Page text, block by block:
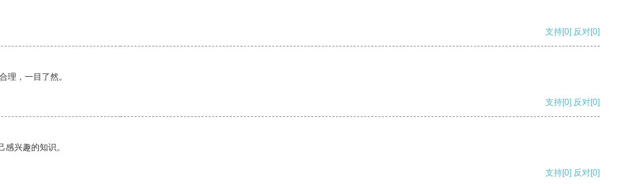
支持[0] 反对[0]
理，一目了然。
支持[0] 反对[0]
兴趣的知识。
支持[0] 反对[0]